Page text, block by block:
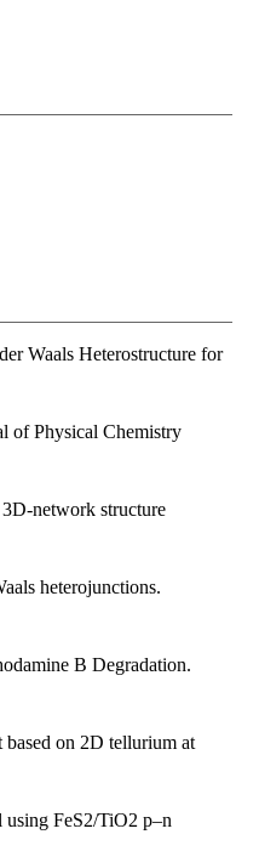
Waals Heterostructure for
of Physical Chemistry
network structure
heterojunctions.
B Degradation.
on 2D tellurium at
FeS2/TiO2 p–n